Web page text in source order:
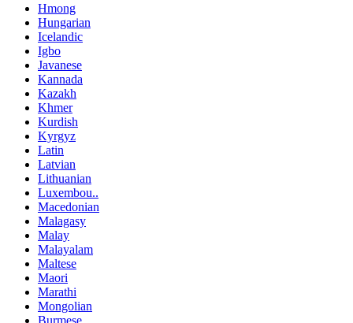
Hmong
Hungarian
Icelandic
Igbo
Javanese
Kannada
Kazakh
Khmer
Kurdish
Kyrgyz
Latin
Latvian
Lithuanian
Luxembou..
Macedonian
Malagasy
Malay
Malayalam
Maltese
Maori
Marathi
Mongolian
Burmese